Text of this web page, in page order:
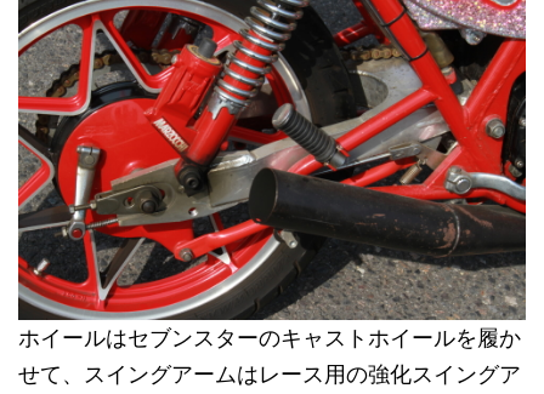
ホイールはセブンスターのキャストホイールを履か
せて、スイングアームはレース用の強化スイングア